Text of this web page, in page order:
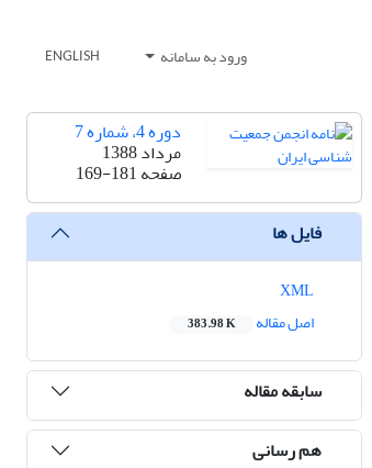
ورود به سامانه ENGLISH
دوره 4، شماره 7
مرداد 1388
صفحه169-181
فایل ها
اصل مقاله
383.98 K
سابقه مقاله
هم رسانی